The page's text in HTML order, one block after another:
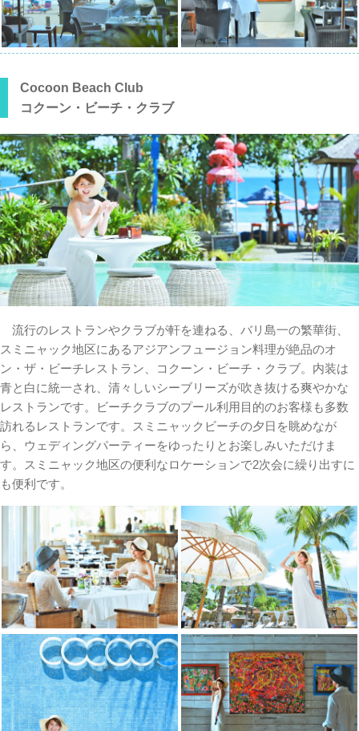
Cocoon Beach Club
コクーン・ビーチ・クラブ
流行のレストランやクラブが軒を連ねる、バリ島一の繁華街、
スミニャック地区にあるアジアンフュージョン料理が絶品のオ
ン・ザ・ビーチレストラン、コクーン・ビーチ・クラブ。内装は
青と白に統一され、清々しいシーブリーズが吹き抜ける爽やかな
レストランです。ビーチクラブのプール利用目的のお客様も多数
訪れるレストランです。スミニャックビーチの夕日を眺めなが
ら、ウェディングパーティーをゆったりとお楽しみいただけま
す。スミニャック地区の便利なロケーションで2次会に繰り出すに
も便利です。